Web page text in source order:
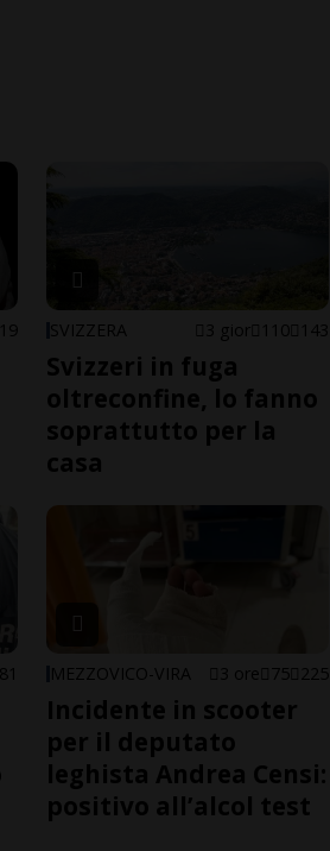
19 SVIZZERA 3 gior 110 143
Svizzeri in fuga
oltreconfine, lo fanno
soprattutto per la
casa
81 MEZZOVICO-VIRA 3 ore 75 225
Incidente in scooter
per il deputato
leghista Andrea Censi:
positivo all’alcol test